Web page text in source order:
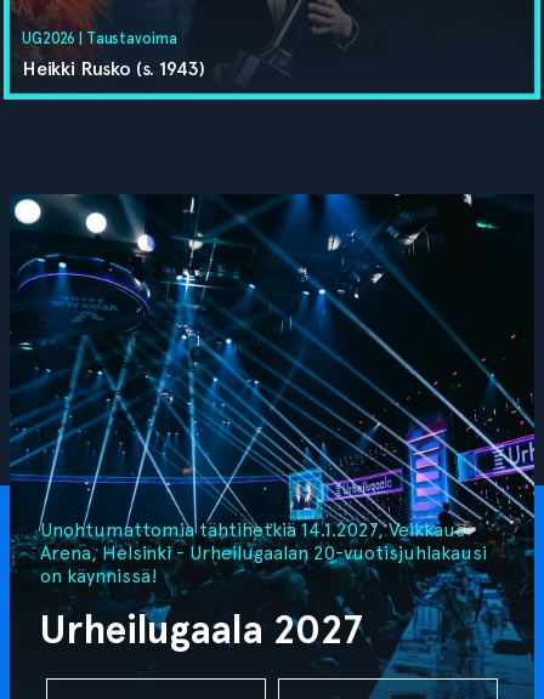
UG2026 | Taustavoima
Heikki Rusko (s. 1943)
Unohtumattomia tähtihetkiä 14.1.2027, Veikkaus
Arena, Helsinki - Urheilugaalan 20-vuotisjuhlakausi
on käynnissä!
Urheilugaala 2027